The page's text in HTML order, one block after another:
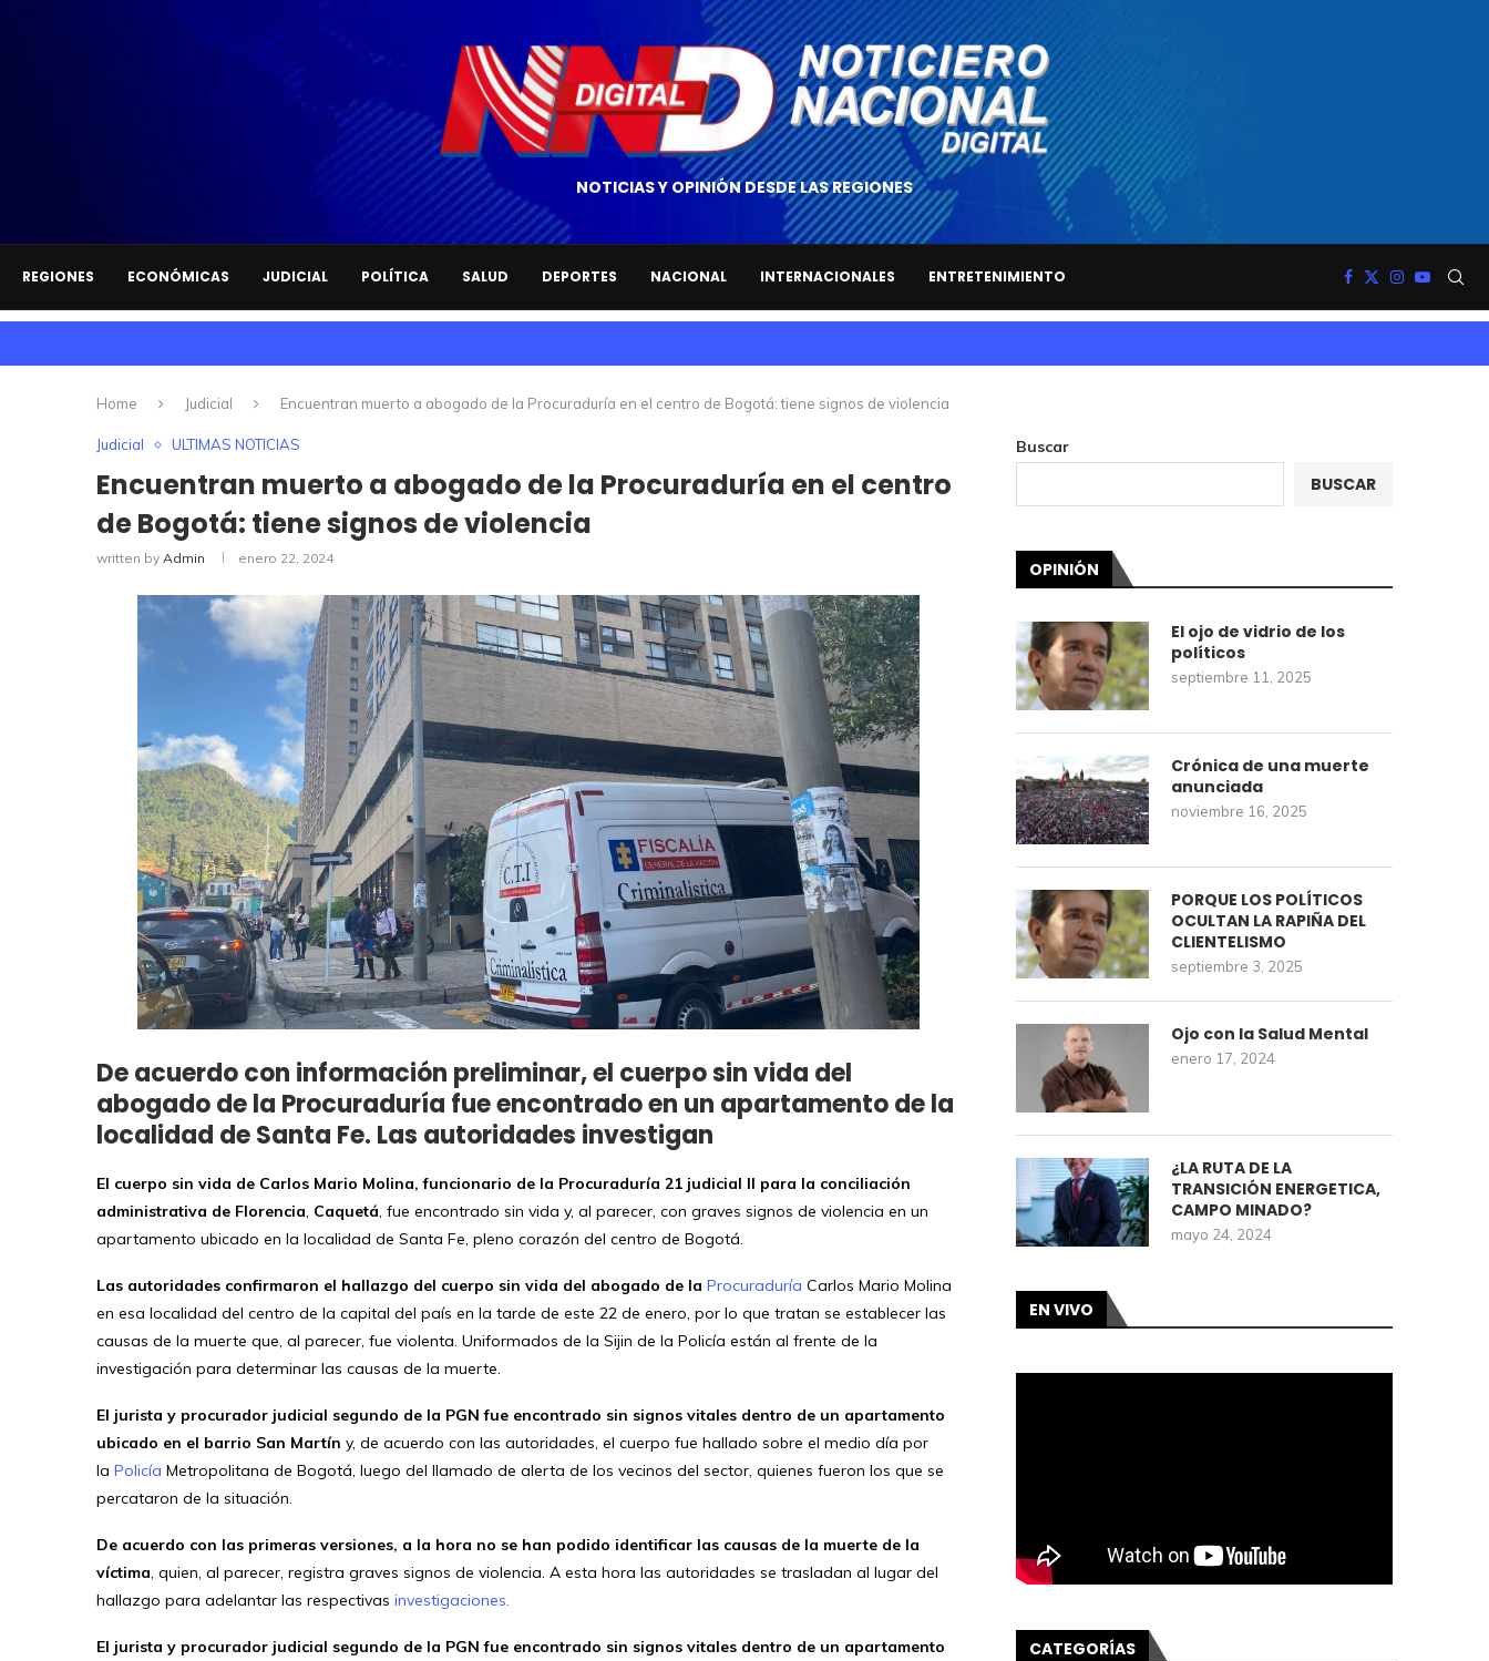
NOTICIAS Y OPINIÓN DESDE LAS REGIONES
REGIONES ECONÓMICAS JUDICIAL POLÍTICA SALUD DEPORTES NACIONAL INTERNACIONALES ENTRETENIMIENTO
Home Judicial Encuentran muerto a abogado de la Procuraduría en el centro de Bogotá: tiene signos de violencia
Judicial ULTIMAS NOTICIAS
Encuentran muerto a abogado de la Procuraduría en el centro
de Bogotá: tiene signos de violencia
written by Admin enero 22, 2024
De acuerdo con información preliminar, el cuerpo sin vida del
abogado de la Procuraduría fue encontrado en un apartamento de la
localidad de Santa Fe. Las autoridades investigan
El cuerpo sin vida de Carlos Mario Molina, funcionario de la Procuraduría 21 judicial II para la conciliación
administrativa de Florencia, Caquetá, fue encontrado sin vida y, al parecer, con graves signos de violencia en un
apartamento ubicado en la localidad de Santa Fe, pleno corazón del centro de Bogotá.
Las autoridades confirmaron el hallazgo del cuerpo sin vida del abogado de la Procuraduría Carlos Mario Molina
en esa localidad del centro de la capital del país en la tarde de este 22 de enero, por lo que tratan se establecer las
causas de la muerte que, al parecer, fue violenta. Uniformados de la Sijin de la Policía están al frente de la
investigación para determinar las causas de la muerte.
El jurista y procurador judicial segundo de la PGN fue encontrado sin signos vitales dentro de un apartamento
ubicado en el barrio San Martín y, de acuerdo con las autoridades, el cuerpo fue hallado sobre el medio día por
la Policía Metropolitana de Bogotá, luego del llamado de alerta de los vecinos del sector, quienes fueron los que se
percataron de la situación.
De acuerdo con las primeras versiones, a la hora no se han podido identificar las causas de la muerte de la
víctima, quien, al parecer, registra graves signos de violencia. A esta hora las autoridades se trasladan al lugar del
hallazgo para adelantar las respectivas investigaciones.
El jurista y procurador judicial segundo de la PGN fue encontrado sin signos vitales dentro de un apartamento
Buscar
BUSCAR
OPINIÓN
El ojo de vidrio de los
políticos
septiembre 11, 2025
Crónica de una muerte
anunciada
noviembre 16, 2025
PORQUE LOS POLÍTICOS
OCULTAN LA RAPIÑA DEL
CLIENTELISMO
septiembre 3, 2025
Ojo con la Salud Mental
enero 17, 2024
¿LA RUTA DE LA
TRANSICIÓN ENERGETICA,
CAMPO MINADO?
mayo 24, 2024
EN VIVO
CATEGORÍAS